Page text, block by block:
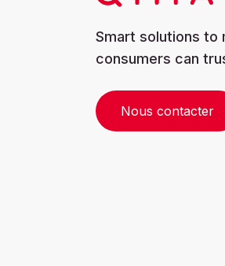
Smart solutions to
consumers can
Nous contacter